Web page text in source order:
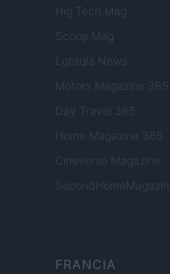
Hig Tech Mag
Scoop Mag
Lgbtqia News
Motors Magazine 365
Day Travel 365
Home Magazine 365
Cineverse Magazine
SecondHomeMagazine
FRANCIA